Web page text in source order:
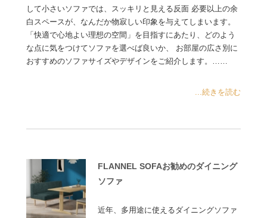
して小さいソファでは、スッキリと見える反面 必要以上の余
白スペースが、なんだか物寂しい印象を与えてしまいます。
「快適で心地よい理想の空間」を目指すにあたり、どのよう
な点に気をつけてソファを選べば良いか、 お部屋の広さ別に
おすすめのソファサイズやデザインをご紹介します。……
...続きを読む
FLANNEL SOFAお勧めのダイニング
ソファ
近年、多用途に使えるダイニングソファ